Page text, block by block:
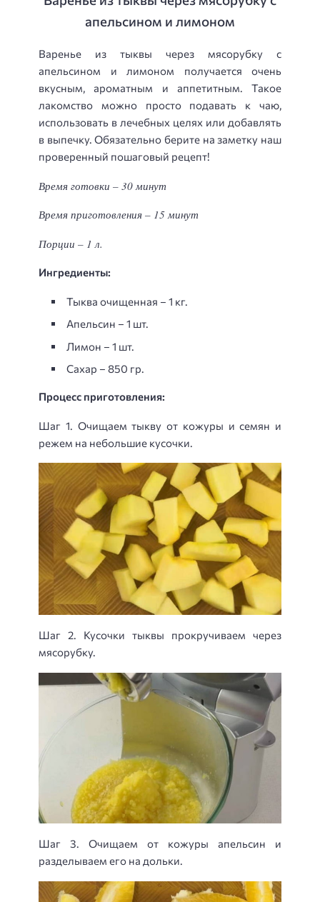
апельсином и лимоном
Варенье из тыквы через мясорубку с
апельсином и лимоном получается очень
вкусным, ароматным и аппетитным. Такое
лакомство можно просто подавать к чаю,
использовать в лечебных целях или добавлять
в выпечку. Обязательно берите на заметку наш
проверенный пошаговый рецепт!
Время готовки – 30 минут
Время приготовления – 15 минут
Порции – 1 л.
Ингредиенты:
Тыква очищенная – 1 кг.
Апельсин – 1 шт.
Лимон – 1 шт.
Сахар – 850 гр.
Процесс приготовления:
Шаг 1. Очищаем тыкву от кожуры и семян и
режем на небольшие кусочки.
Шаг 2. Кусочки тыквы прокручиваем через
мясорубку.
Шаг 3. Очищаем от кожуры апельсин и
разделываем его на дольки.